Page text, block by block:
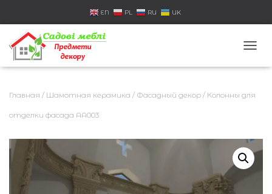
EN PL RU UK
Е
Ь
Главная / Шамотная керамика / Фасадный декор / Колонны для
отделки фасада AA003